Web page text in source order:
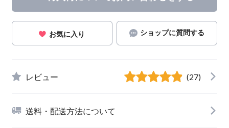
お気に入り ショップに質問する
レビュー (27)
送料・配送方法について